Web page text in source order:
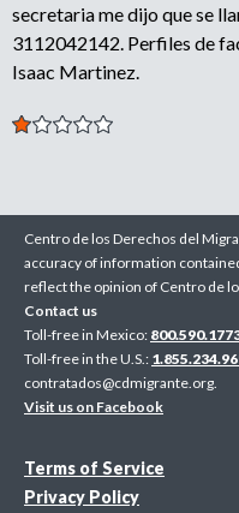
secretaria me dijo que se
3112042142. Perfiles de
Isaac Martinez.
Centro de los Derechos del
accuracy of information
reflect the opinion of Centro de
Contact us
Toll-free in Mexico:
Toll-free in the U.S.:
contratados@cdmigrante.org
Visit us on Facebook
Terms of Service
Privacy Policy